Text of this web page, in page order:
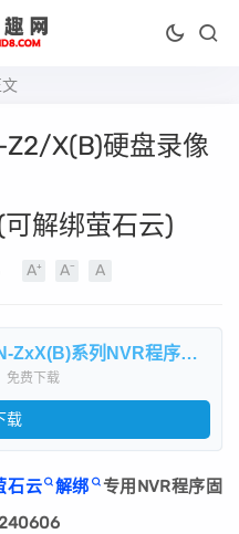
文
X(B)硬盘录像
解绑萤石云)
海康威视DS-7x8x9xN-ZxX(B)系列NVR程序升级包V4.82.100_240606(可解萤石云).zip
免费下载
载
石云 解绑
专用NVR程序固